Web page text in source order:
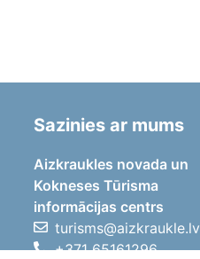
Sazinies ar mums
Aizkraukles novada un
Kokneses Tūrisma
informācijas centrs
turisms@aizkraukle.lv
+371 65161296